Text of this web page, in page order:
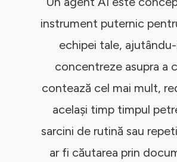
instrument puternic
echipei tale,
concentreze asupra a
contează cel mai mult,
același timp timpul
sarcini de rutină sau
ar fi căutarea prin